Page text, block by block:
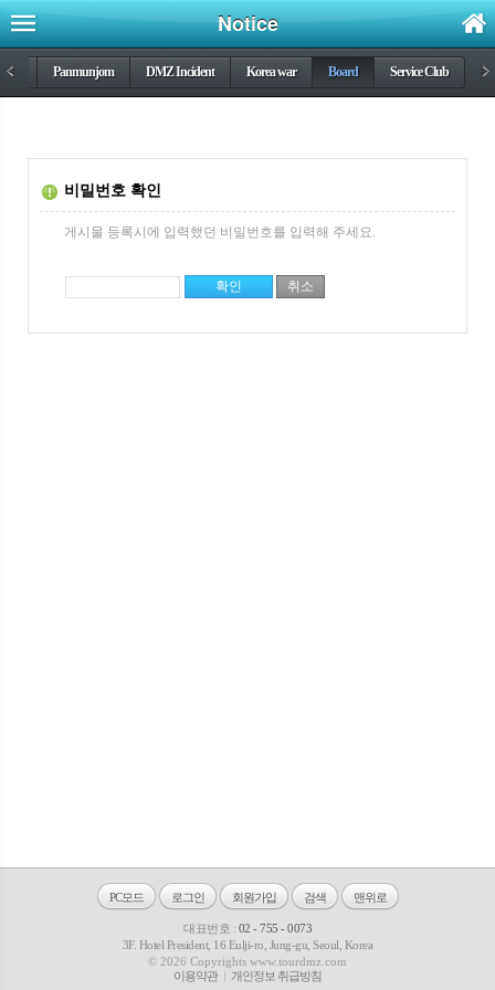
Notice
< Panmunjom DMZ Incident Korea war Board Service Club >
비밀번호 확인
게시물 등록시에 입력했던 비밀번호를 입력해 주세요.
PC모드 로그인 회원가입 검색 맨위로
대표번호 : 02 - 755 - 0073
3F. Hotel President, 16 Eulji-ro, Jung-gu, Seoul, Korea
© 2026 Copyrights www.tourdmz.com
이용약관
개인정보 취급방침